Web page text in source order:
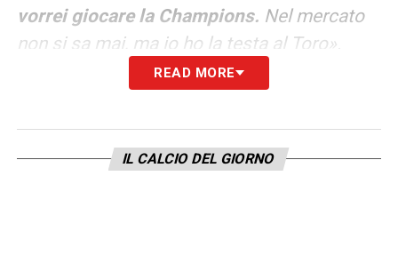
vorrei giocare la Champions. Nel mercato
non si sa mai, ma io ho la testa al Toro».
«Sirigu e Nkoulou erano due
buono. Ma tutto ha una storia:loro sono il
, ho imparato da loro e posso
READ MORE
IL CALCIO DEL GIORNO